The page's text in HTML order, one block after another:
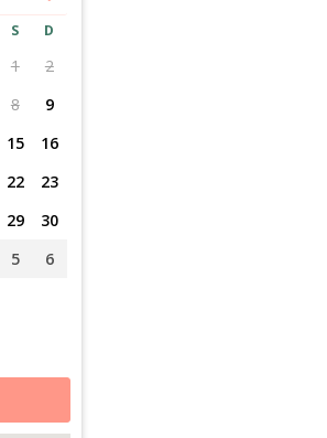
S D
1
2
8
9
15
16
22
23
29
30
5 6